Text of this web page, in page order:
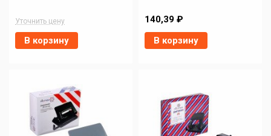
Уточнить цену
В корзину
140,39 ₽
В корзину